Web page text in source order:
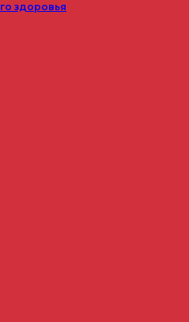
здоровья